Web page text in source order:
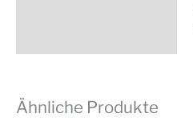
Ähnliche Produkte